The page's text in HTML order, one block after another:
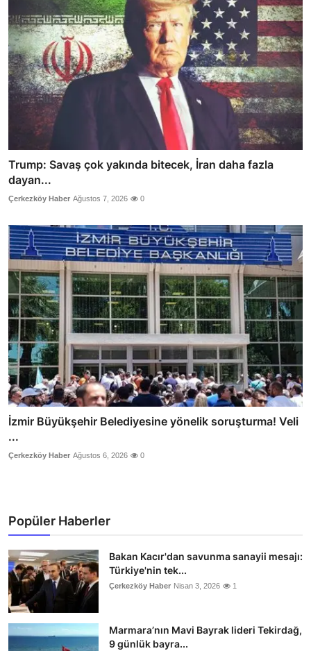
Trump: Savaş çok yakında bitecek, İran daha fazla
dayan...
Çerkezköy Haber Ağustos 7, 2026 0
İzmir Büyükşehir Belediyesine yönelik soruşturma! Veli
...
Çerkezköy Haber Ağustos 6, 2026 0
Popüler Haberler
Bakan Kacır'dan savunma sanayii mesajı:
Türkiye'nin tek...
Çerkezköy Haber Nisan 3, 2026 1
Marmara’nın Mavi Bayrak lideri Tekirdağ,
9 günlük bayra...